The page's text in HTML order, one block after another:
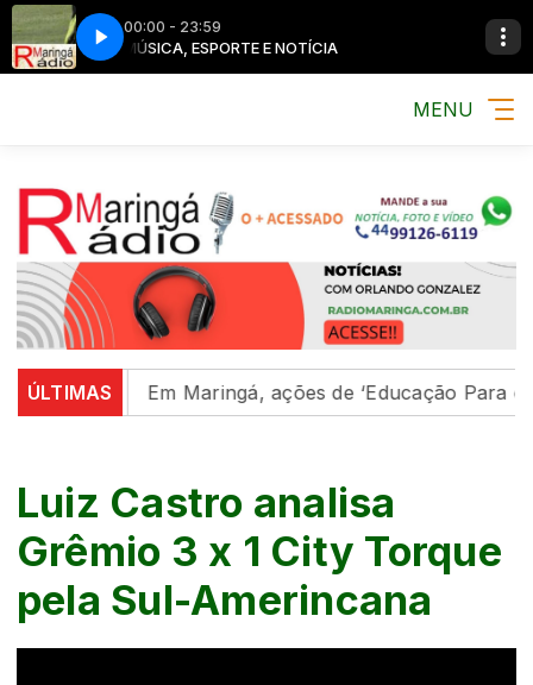
00:00 - 23:59
MÚSICA, ESPORTE E NOTÍCIA
MENU
ÚLTIMAS
Em Maringá, ações de ‘Educação Para o
Luiz Castro analisa
Grêmio 3 x 1 City Torque
pela Sul-Amerincana